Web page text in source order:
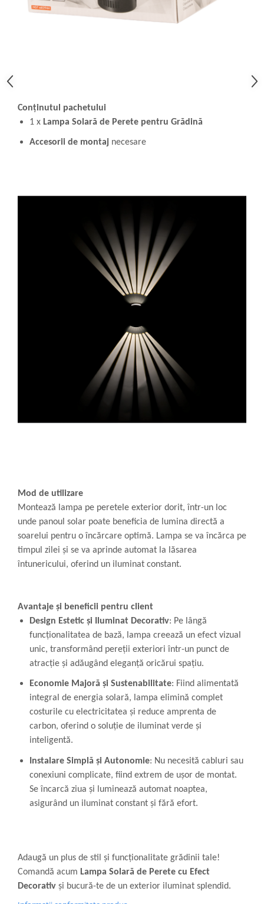
Conținutul pachetului
1 x Lampa Solară de Perete pentru Grădină
Accesorii de montaj necesare
Mod de utilizare
Montează lampa pe peretele exterior dorit, într-un loc
unde panoul solar poate beneficia de lumina directă a
soarelui pentru o încărcare optimă. Lampa se va încărca pe
timpul zilei și se va aprinde automat la lăsarea
întunericului, oferind un iluminat constant.
Avantaje și beneficii pentru client
Design Estetic și Iluminat Decorativ: Pe lângă
funcționalitatea de bază, lampa creează un efect vizual
unic, transformând pereții exteriori într-un punct de
atracție și adăugând eleganță oricărui spațiu.
Economie Majoră și Sustenabilitate: Fiind alimentată
integral de energia solară, lampa elimină complet
costurile cu electricitatea și reduce amprenta de
carbon, oferind o soluție de iluminat verde și
inteligentă.
Instalare Simplă și Autonomie: Nu necesită cabluri sau
conexiuni complicate, fiind extrem de ușor de montat.
Se încarcă ziua și luminează automat noaptea,
asigurând un iluminat constant și fără efort.
Adaugă un plus de stil și funcționalitate grădinii tale!
Comandă acum Lampa Solară de Perete cu Efect
Decorativ și bucură-te de un exterior iluminat splendid.